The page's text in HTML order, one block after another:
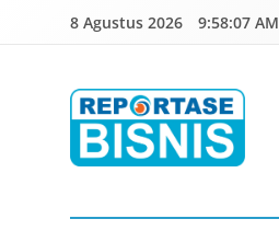
8 Agustus 2026 9:58:08 AM